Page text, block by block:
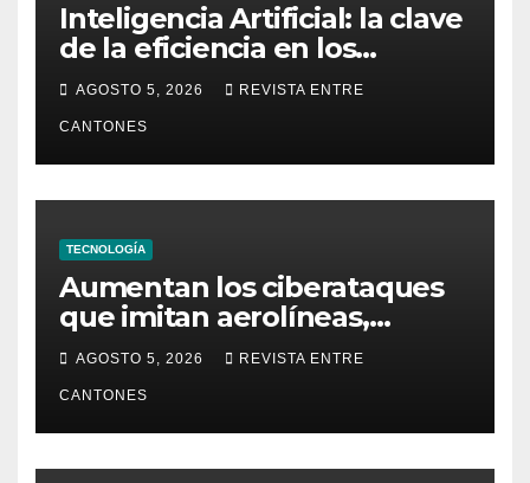
Inteligencia Artificial: la clave
de la eficiencia en los
Centros de Operaciones de
Seguridad
AGOSTO 5, 2026 REVISTA ENTRE
CANTONES
TECNOLOGÍA
Aumentan los ciberataques
que imitan aerolíneas,
hoteles y plataformas de
viaje
AGOSTO 5, 2026 REVISTA ENTRE
CANTONES